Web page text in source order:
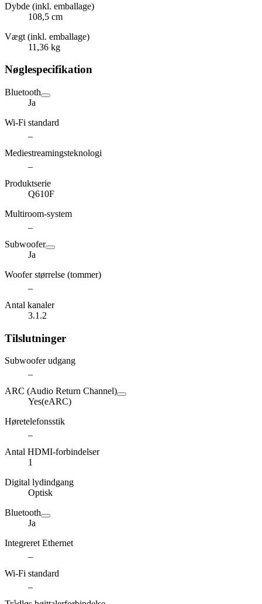
Dybde (inkl. emballage)
108,5 cm
Vægt (inkl. emballage)
11,36 kg
Nøglespecifikation
Bluetooth
Ja
Wi-Fi standard
Mediestreamingsteknologi
Produktserie
Q610F
Multiroom-system
Subwoofer
Ja
Woofer størrelse (tommer)
Antal kanaler
3.1.2
Tilslutninger
Subwoofer udgang
ARC (Audio Return Channel)
Yes(eARC)
Høretelefonsstik
Antal HDMI-forbindelser
1
Digital lydindgang
Optisk
Bluetooth
Ja
Integreret Ethernet
Wi-Fi standard